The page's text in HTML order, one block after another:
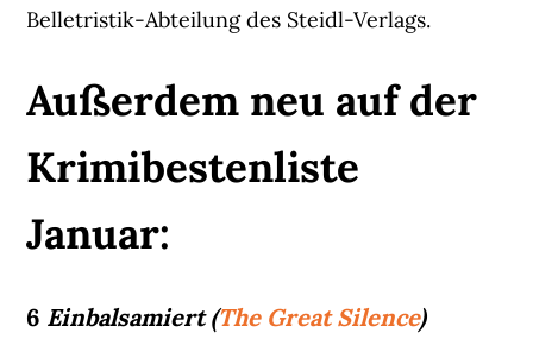
Belletristik-Abteilung des Steidl-Verlags.
Außerdem neu auf der
Krimibestenliste
Januar:
6 Einbalsamiert (The Great Silence)